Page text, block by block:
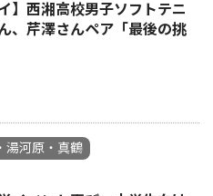
】西湘高校男子ソフトテニ
、芹澤さんペア「最後の挑
湯河原・真鶴